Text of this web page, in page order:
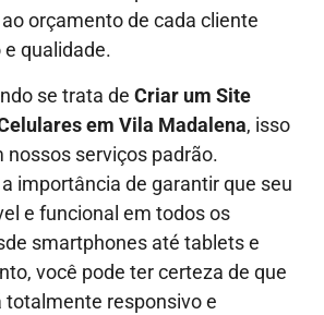
orçamento de cada cliente
qualidade.
se trata de Criar um Site
em Vila Madalena, isso
nossos serviços padrão.
importância de garantir que seu
e funcional em todos os
smartphones até tablets e
você pode ter certeza de que
totalmente responsivo e